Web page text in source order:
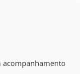
acompanhamento